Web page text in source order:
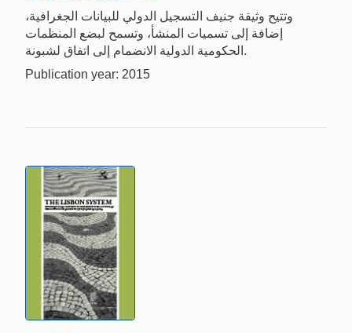
وتتيح وثيقة جنيف التسجيل الدولي للبيانات الجغرافية،
إضافة إلى تسميات المنشأ، وتسمح لبضع المنظمات
الحكومية الدولية الانضمام إلى اتفاق لشبونة.
Publication year: 2015